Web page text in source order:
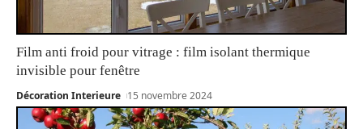
Film anti froid pour vitrage : film isolant thermique
invisible pour fenêtre
Décoration Interieure 15 novembre 2024